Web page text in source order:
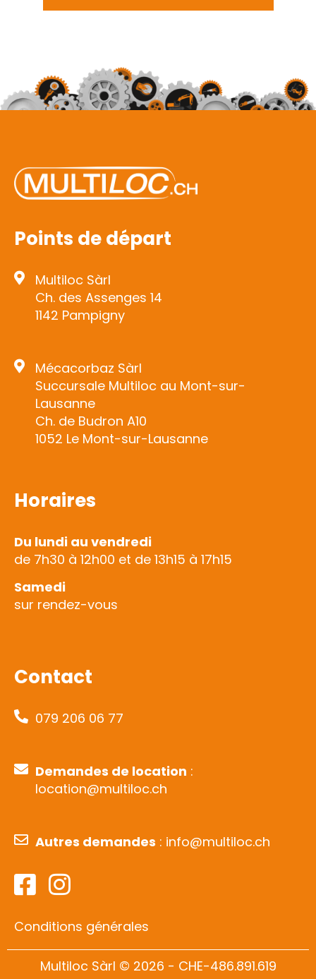
Points de départ
Multiloc Sàrl
Ch. des Assenges 14
1142 Pampigny
Mécacorbaz Sàrl
Succursale Multiloc au Mont-sur-
Lausanne
Ch. de Budron A10
1052 Le Mont-sur-Lausanne
Horaires
Du lundi au vendredi
de 7h30 à 12h00 et de 13h15 à 17h15
Samedi
sur rendez-vous
Contact
079 206 06 77
Demandes de location :
location@multiloc.ch
Autres demandes : info@multiloc.ch
Conditions générales
Multiloc Sàrl © 2026 - CHE-486.891.619